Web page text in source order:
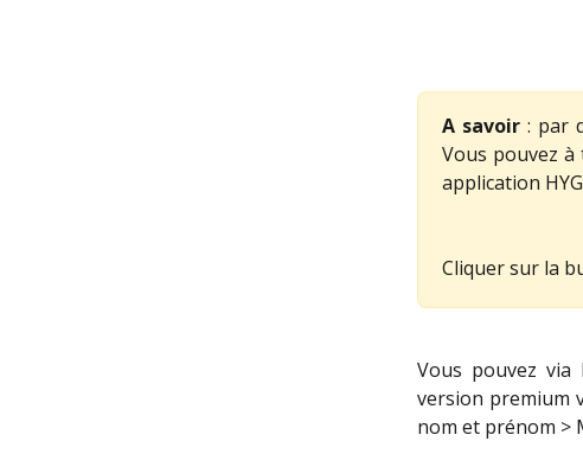
A savoir : par
Vous pouvez
application
Cliquer sur la
Vous pouvez
version premium
nom et prénom >